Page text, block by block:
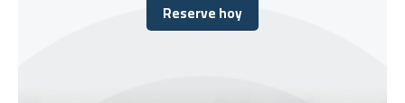
Reserve hoy
Reserve hoy